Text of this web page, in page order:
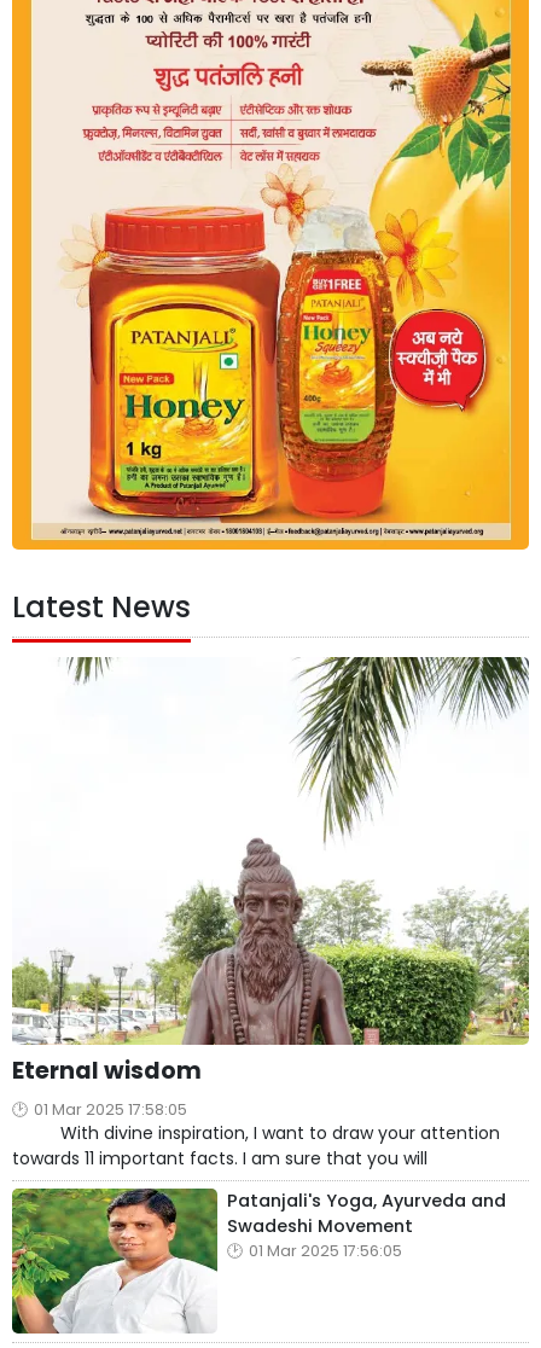
Latest News
Eternal wisdom
01 Mar 2025 17:58:05
With divine inspiration, I want to draw your attention
towards 11 important facts. I am sure that you will
Patanjali's Yoga, Ayurveda and
Swadeshi Movement
01 Mar 2025 17:56:05